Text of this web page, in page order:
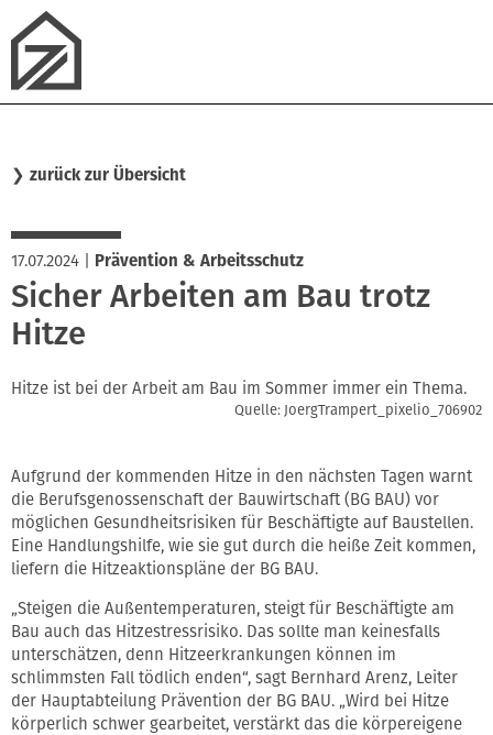
❯ zurück zur Übersicht
17.07.2024 Prävention & Arbeitsschutz
Sicher Arbeiten am Bau trotz
Hitze
Hitze ist bei der Arbeit am Bau im Sommer immer ein Thema.
Quelle: JoergTrampert_pixelio_706902
Aufgrund der kommenden Hitze in den nächsten Tagen warnt
die Berufsgenossenschaft der Bauwirtschaft (BG BAU) vor
möglichen Gesundheitsrisiken für Beschäftigte auf Baustellen.
Eine Handlungshilfe, wie sie gut durch die heiße Zeit kommen,
liefern die Hitzeaktionspläne der BG BAU.
„Steigen die Außentemperaturen, steigt für Beschäftigte am
Bau auch das Hitzestressrisiko. Das sollte man keinesfalls
unterschätzen, denn Hitzeerkrankungen können im
schlimmsten Fall tödlich enden“, sagt Bernhard Arenz, Leiter
der Hauptabteilung Prävention der BG BAU. „Wird bei Hitze
körperlich schwer gearbeitet, verstärkt das die körpereigene